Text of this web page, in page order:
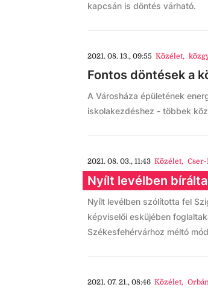
kapcsán is döntés várható.
2021. 08. 13., 09:55 Közélet,
Fontos döntések a
A Városháza épületének
iskolakezdéshez - többek
2021. 08. 03., 11:43 Közélet,
Nyílt levélben
Nyílt levélben szólította fel
képviselői esküjében
Székesfehérvárhoz méltó
2021. 07. 21., 08:46 Közélet,